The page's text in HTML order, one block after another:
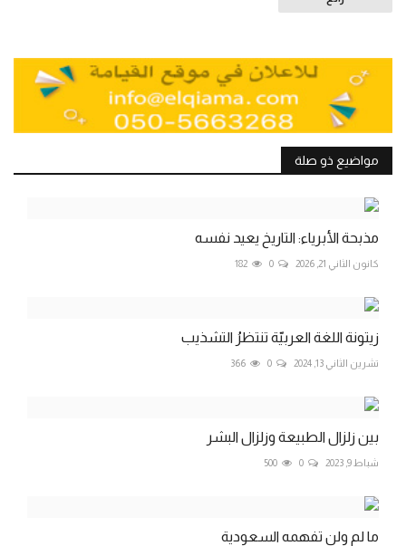
مواضيع ذو صلة
مذبحة الأبرياء: التاريخ يعيد نفسه
كانون الثاني 21, 2026 0
182
زيتونة اللغة العربيّة تنتظرُ التشذيب
تشرين الثاني 13, 2024 0
366
بين زلزال الطبيعة وزلزال البشر
شباط 9, 2023 0
500
ما لم ولن تفهمه السعودية